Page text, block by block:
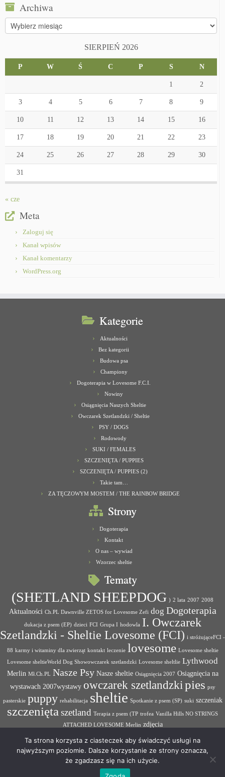
Archiwa
Archiwa
SIERPIEŃ 2026
P W Ś C P S N
1 2
3 4 5 6 7 8 9
10 11 12 13 14 15 16
17 18 19 20 21 22 23
24 25 26 27 28 29 30
31
« cze
Meta
Zaloguj się
Kanał wpisów
Kanał komentarzy
WordPress.org
Kategorie
Aktualności
Bez kategorii
Budowa psa
Championy
Dogoterapia w Lovesome F.C.I.
Nowiny
Osiągnięcia Naszych Sheltie
Owczarek Szetlandzki / Sheltie
PSY / DOGS
Rodowody
SUKI / FEMALES
SZCZENIĘTA / PUPPIES
SZCZENIĘTA / PUPPIES (2)
Takie tam…
ZA TĘCZOWYM MOSTEM / THE RAINBOW BRIDGE
Strony
Dogoterapia
Kontakt
O nas – wywiad
Wzorzec sheltie
Tematy
(SHETLAND SHEEPDOG ) 2 lata 2007 2008
Aktualności Ch.PL Dawnville ZETOS for Lovesome Zefi dog Dogoterapia
dukacja z psem (EP) dzieci FCI Grupa I hodowla I. Owczarek
Szetlandzki - Sheltie Lovesome (FCI) i stróżująceFCI -
88 karmy i witaminy dla zwierząt kontakt leczenie lovesome Lovesome sheltie
Lovesome sheltieWorld Dog Showowczarek szetlandzki Lovesome sheltlie Lythwood
Merlin Mł.Ch.PL Nasze Psy Nasze sheltie Osiągnięcia 2007 Osiągnięcia na
wystawach 2007wystawy owczarek szetlandzkipies psy
pasterskie puppy rehabilitacja sheltie Spotkanie z psem (SP) suki szczeniak
szczenięta szetland Terapia z psem (TP trofea Vanilla Hills NO STRINGS
ATTACHED LOVESOME Merlin zdjęcia
Ta strona korzysta z ciasteczek aby świadczyć usługi na
najwyższym poziomie. Dalsze korzystanie ze strony oznacza,
że zgadzasz się na ich użycie.